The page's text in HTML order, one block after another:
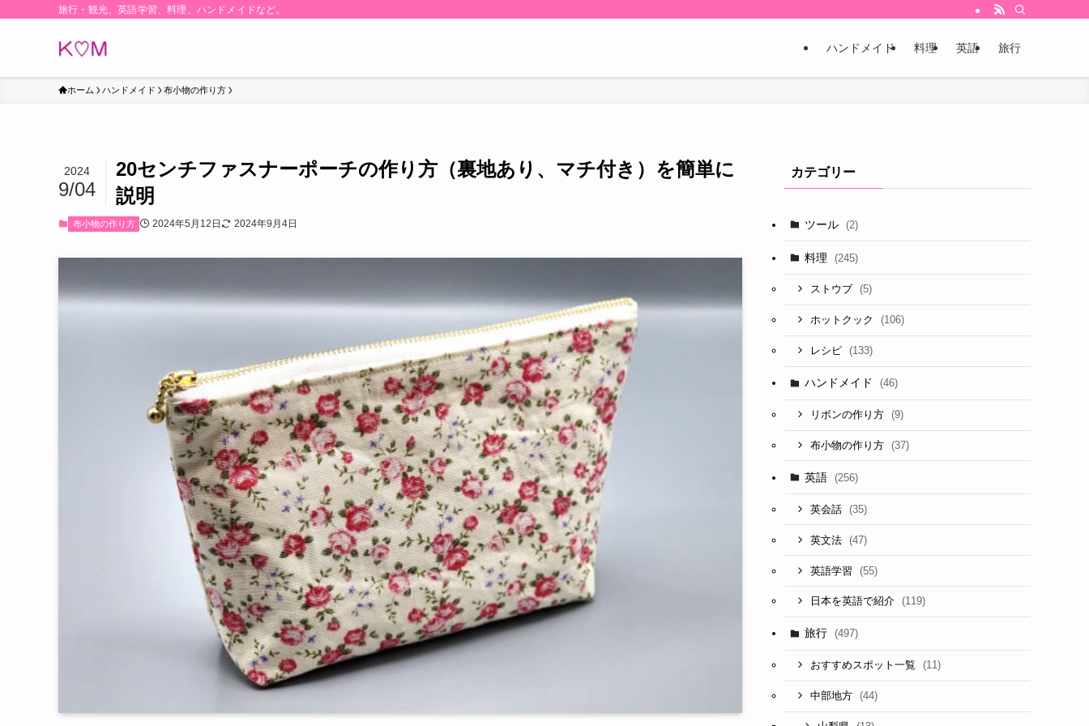
旅行・観光、英語学習、料理、ハンドメイドなど。
ハンドメイド 料理 英語 旅行
ホーム ハンドメイド 布小物の作り方
20センチファスナーポーチの作り方（裏地あり、マチ付き）を簡単に
説明
2024
9/04
布小物の作り方 2024年5月12日 2024年9月4日
カテゴリー
ツール (2)
料理 (245)
ストウブ (5)
ホットクック (106)
レシピ (133)
ハンドメイド (46)
リボンの作り方 (9)
布小物の作り方 (37)
英語 (256)
英会話 (35)
英文法 (47)
英語学習 (55)
日本を英語で紹介 (119)
旅行 (497)
おすすめスポット一覧 (11)
中部地方 (44)